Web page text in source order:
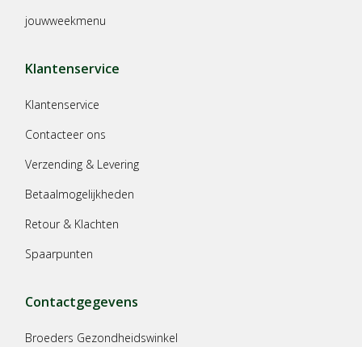
jouwweekmenu
Klantenservice
Klantenservice
Contacteer ons
Verzending & Levering
Betaalmogelijkheden
Retour & Klachten
Spaarpunten
Contactgegevens
Broeders Gezondheidswinkel